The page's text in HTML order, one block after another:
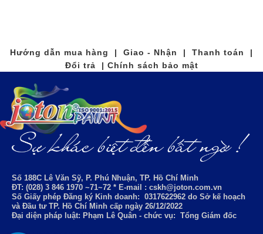
Hướng dẫn mua hàng | Giao - Nhận | Thanh toán |
Đổi trả | Chính sách bảo mật
Số 188C Lê Văn Sỹ, P. Phú Nhuận, TP. Hồ Chí Minh
ĐT: (028) 3 846 1970 ~71~72 * E-mail : cskh@joton.com.vn
Số Giấy phép Đăng ký Kinh doanh: 0317622962 do Sở kế hoạch
và Đầu tư TP. Hồ Chí Minh cấp ngày 26/12/2022
Đại diện pháp luật: Phạm Lê Quân - chức vụ: Tổng Giám đốc